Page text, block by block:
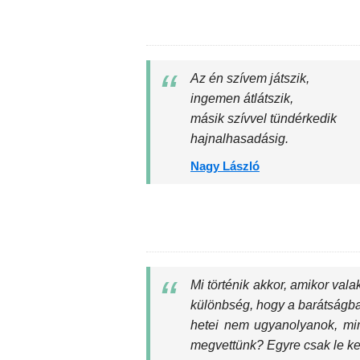
Az én szívem játszik,
ingemen átlátszik,
másik szívvel tündérkedik
hajnalhasadásig.
Nagy László
Mi történik akkor, amikor
különbség, hogy a
hetei nem ugyanolyanok,
megvettünk? Egyre csak le